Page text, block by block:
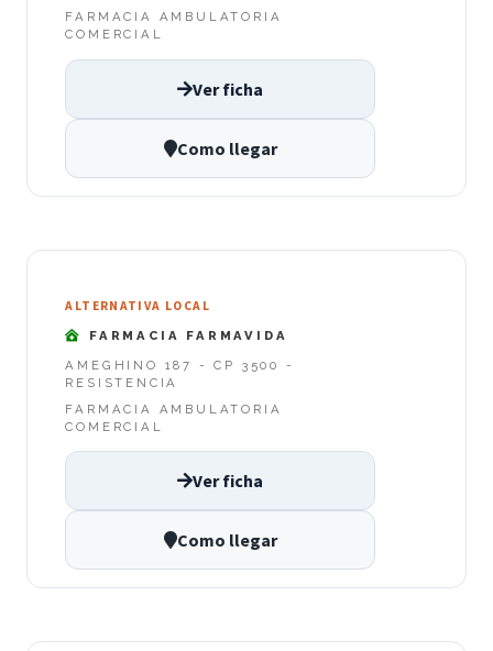
FARMACIA AMBULATORIA
COMERCIAL
Ver ficha
Como llegar
ALTERNATIVA LOCAL
FARMACIA FARMAVIDA
AMEGHINO 187 - CP 3500 -
RESISTENCIA
FARMACIA AMBULATORIA
COMERCIAL
Ver ficha
Como llegar